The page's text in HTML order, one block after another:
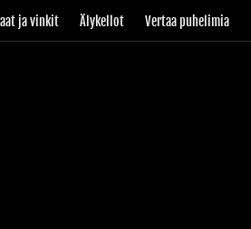
ja vinkit Älykellot Vertaa puhelimia